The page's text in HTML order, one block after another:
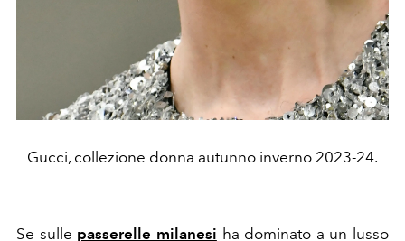
Gucci, collezione donna autunno inverno 2023-24.
Se sulle passerelle milanesi ha dominato a un lusso